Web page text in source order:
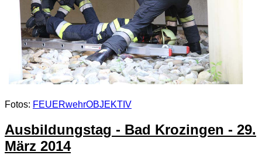
Fotos: FEUERwehrOBJEKTIV
Ausbildungstag - Bad Krozingen - 29.
März 2014